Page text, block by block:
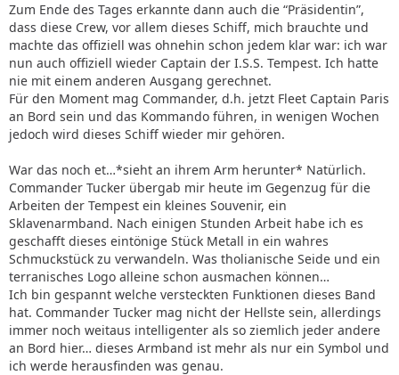
Zum Ende des Tages erkannte dann auch die “Präsidentin”,
dass diese Crew, vor allem dieses Schiff, mich brauchte und
machte das offiziell was ohnehin schon jedem klar war: ich war
nun auch offiziell wieder Captain der I.S.S. Tempest. Ich hatte
nie mit einem anderen Ausgang gerechnet.
Für den Moment mag Commander, d.h. jetzt Fleet Captain Paris
an Bord sein und das Kommando führen, in wenigen Wochen
jedoch wird dieses Schiff wieder mir gehören.
War das noch et…*sieht an ihrem Arm herunter* Natürlich.
Commander Tucker übergab mir heute im Gegenzug für die
Arbeiten der Tempest ein kleines Souvenir, ein
Sklavenarmband. Nach einigen Stunden Arbeit habe ich es
geschafft dieses eintönige Stück Metall in ein wahres
Schmuckstück zu verwandeln. Was tholianische Seide und ein
terranisches Logo alleine schon ausmachen können…
Ich bin gespannt welche versteckten Funktionen dieses Band
hat. Commander Tucker mag nicht der Hellste sein, allerdings
immer noch weitaus intelligenter als so ziemlich jeder andere
an Bord hier… dieses Armband ist mehr als nur ein Symbol und
ich werde herausfinden was genau.